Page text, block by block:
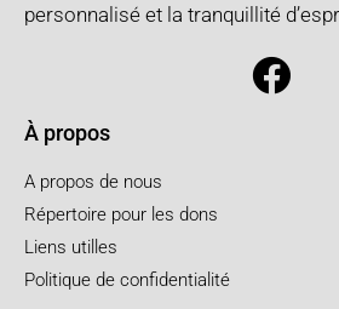
personnalisé et la tranquillité
À propos
A propos de nous
Répertoire pour les dons
Liens utilles
Politique de confidentialité